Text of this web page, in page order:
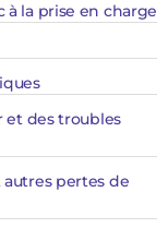
la prise en charge
et des troubles
pertes de